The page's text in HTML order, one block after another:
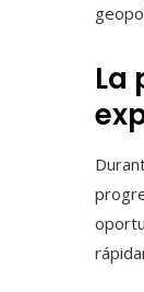
La